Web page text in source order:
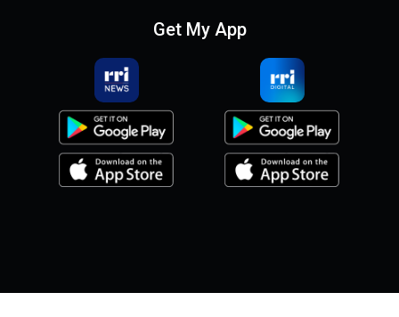
Get My App